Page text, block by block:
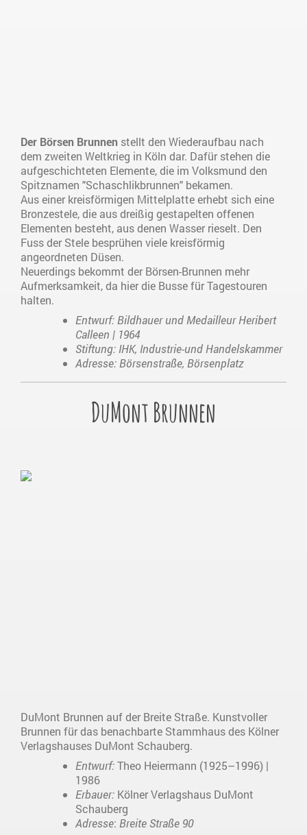
Der Börsen Brunnen stellt den Wiederaufbau nach
dem zweiten Weltkrieg in Köln dar. Dafür stehen die
aufgeschichteten Elemente, die im Volksmund den
Spitznamen "Schaschlikbrunnen" bekamen.
Aus einer kreisförmigen Mittelplatte erhebt sich eine
Bronzestele, die aus dreißig gestapelten offenen
Elementen besteht, aus denen Wasser rieselt. Den
Fuss der Stele besprühen viele kreisförmig
angeordneten Düsen.
Neuerdings bekommt der Börsen-Brunnen mehr
Aufmerksamkeit, da hier die Busse für Tagestouren
halten.
Entwurf: Bildhauer und Medailleur Heribert
Calleen | 1964
Stiftung: IHK, Industrie-und Handelskammer
Adresse: Börsenstraße, Börsenplatz
DuMont Brunnen
DuMont Brunnen auf der Breite Straße. Kunstvoller
Brunnen für das benachbarte Stammhaus des Kölner
Verlagshauses DuMont Schauberg.
Entwurf:Theo Heiermann (1925–1996) |
1986
Erbauer: Kölner Verlagshaus DuMont
Schauberg
Adresse: Breite Straße 90